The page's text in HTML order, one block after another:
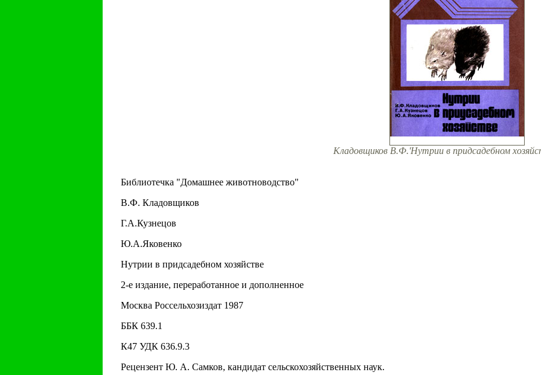
Кладовщиков В.Ф.'Нутрии в придсадебном
Библиотечка "Домашнее животноводство"
В.Ф. Кладовщиков
Г.А.Кузнецов
Ю.А.Яковенко
Нутрии в придсадебном хозяйстве
2-е издание, переработанное и дополненное
Москва Россельхозиздат 1987
ББК 639.1
К47 УДК 636.9.3
Рецензент Ю. А. Самков, кандидат сельскохозяйственных наук.